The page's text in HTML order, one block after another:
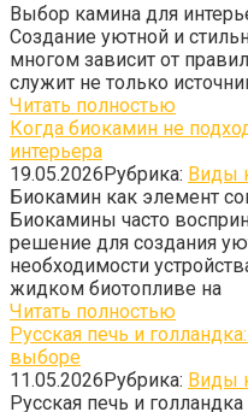
Выбор камина для
Создание уютной и
многом зависит от
служит не только
Читать полностью
Когда биокамин не
интерьера
19.05.2026Рубрика: Виды
Биокамин как элемент
Биокамины часто
решение для создания
необходимости
жидком биотопливе на
Читать полностью
Русская печь и
выборе
11.05.2026Рубрика: Виды
Русская печь и